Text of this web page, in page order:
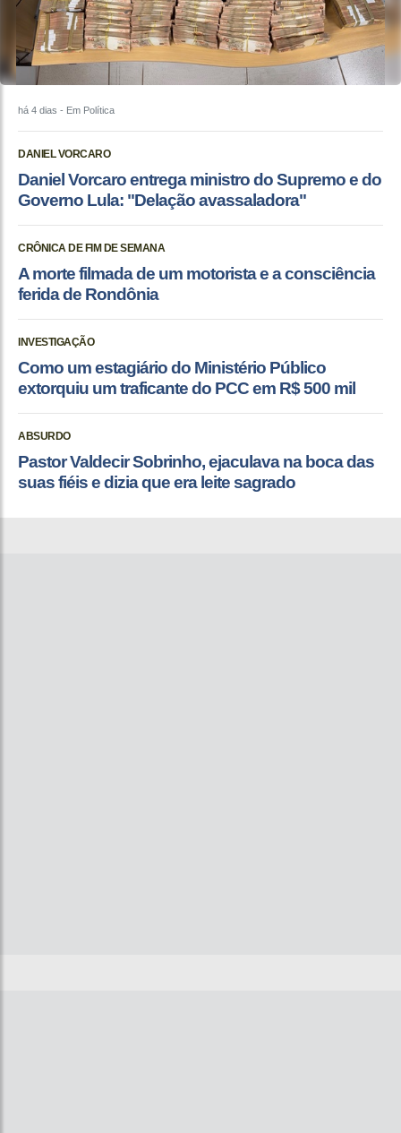
há 4 dias - Em Política
DANIEL VORCARO
Daniel Vorcaro entrega ministro do Supremo e do
Governo Lula: "Delação avassaladora"
CRÔNICA DE FIM DE SEMANA
A morte filmada de um motorista e a consciência
ferida de Rondônia
INVESTIGAÇÃO
Como um estagiário do Ministério Público
extorquiu um traficante do PCC em R$ 500 mil
ABSURDO
Pastor Valdecir Sobrinho, ejaculava na boca das
suas fiéis e dizia que era leite sagrado